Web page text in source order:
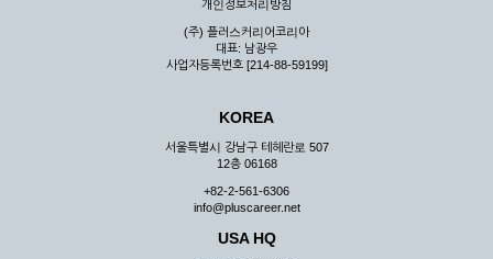
개인정보처리방침
(주) 플러스커리어코리아
대표: 남광우
사업자등록번호 [214-88-59199]
KOREA
서울특별시 강남구 테헤란로 507
12층 06168
+82-2-561-6306
info@pluscareer.net
USA HQ